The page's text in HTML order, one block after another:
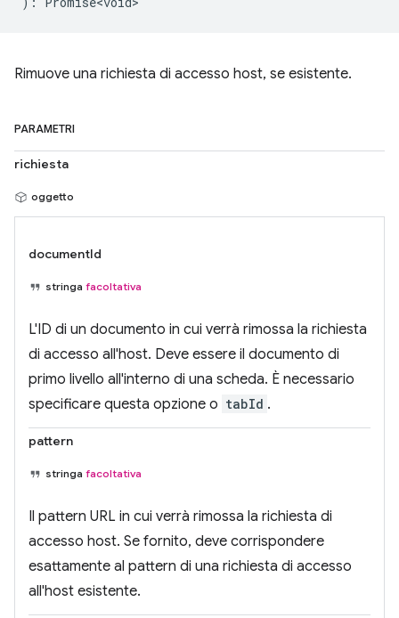
Rimuove una richiesta di accesso host, se esistente.
PARAMETRI
richiesta
oggetto
documentId
stringa facoltativa
L'ID di un documento in cui verrà rimossa la richiesta
di accesso all'host. Deve essere il documento di
primo livello all'interno di una scheda. È necessario
specificare questa opzione o tabId .
pattern
stringa facoltativa
Il pattern URL in cui verrà rimossa la richiesta di
accesso host. Se fornito, deve corrispondere
esattamente al pattern di una richiesta di accesso
all'host esistente.